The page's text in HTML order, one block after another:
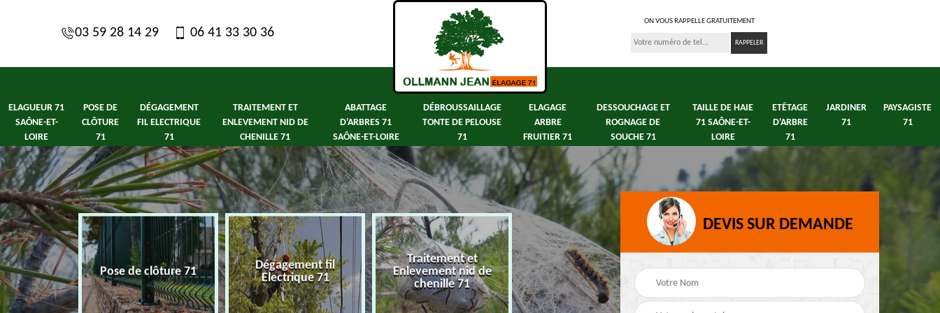
03 59 28 14 29 06 41 33 30 36
ON VOUS RAPPELLE GRATUITEMENT
ELAGUEUR 71
SAÔNE-ET-
LOIRE
POSE DE
CLÔTURE
71
DÉGAGEMENT
FIL ELECTRIQUE
71
TRAITEMENT ET
ENLEVEMENT NID DE
CHENILLE 71
ABATTAGE
D'ARBRES 71
SAÔNE-ET-LOIRE
DÉBROUSSAILLAGE
TONTE DE PELOUSE
71
ELAGAGE
ARBRE
FRUITIER 71
DESSOUCHAGE ET
ROGNAGE DE
SOUCHE 71
TAILLE DE HAIE
71 SAÔNE-ET-
LOIRE
ETÊTAGE
D'ARBRE
71
JARDINER
71
PAYSAGISTE
71
Saône-et-
Pose de clôture 71
Dégagement fil
Electrique 71
Traitement et
Enlevement nid de
chenille 71
Abattage d'arbres 71
Saône-et-Loire
DEVIS SUR DEMANDE